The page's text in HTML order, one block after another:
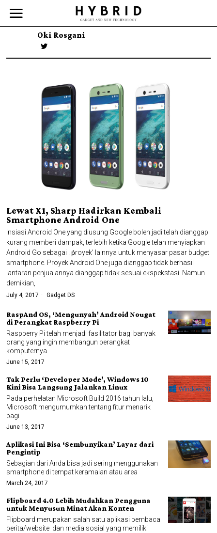
Oki Rosgani
Lewat X1, Sharp Hadirkan Kembali
Smartphone Android One
Insiasi Android One yang diusung Google boleh jadi telah dianggap
kurang memberi dampak, terlebih ketika Google telah menyiapkan
Android Go sebagai . ṕroyek’ lainnya untuk menyasar pasar budget
smartphone. Proyek Android One juga dianggap tidak berhasil
lantaran penjualannya dianggap tidak sesuai ekspekstasi. Namun
demikian,
July 4, 2017 Gadget DS
RaspAnd OS, ‘Mengunyah’ Android Nougat
di Perangkat Raspberry Pi
Raspberry Pi telah menjadi fasilitator bagi banyak
orang yang ingin membangun perangkat
komputernya
June 15, 2017
Tak Perlu ‘Developer Mode’, Windows 10
Kini Bisa Langsung Jalankan Linux
Pada perhelatan Microsoft Build 2016 tahun lalu,
Microsoft mengumumkan tentang fitur menarik
bagi
June 13, 2017
Aplikasi Ini Bisa ‘Sembunyikan’ Layar dari
Pengintip
Sebagian dari Anda bisa jadi sering menggunakan
smartphone di tempat keramaian atau area
March 24, 2017
Flipboard 4.0 Lebih Mudahkan Pengguna
untuk Menyusun Minat Akan Konten
Flipboard merupakan salah satu aplikasi pembaca
berita/website dan media sosial yang memiliki